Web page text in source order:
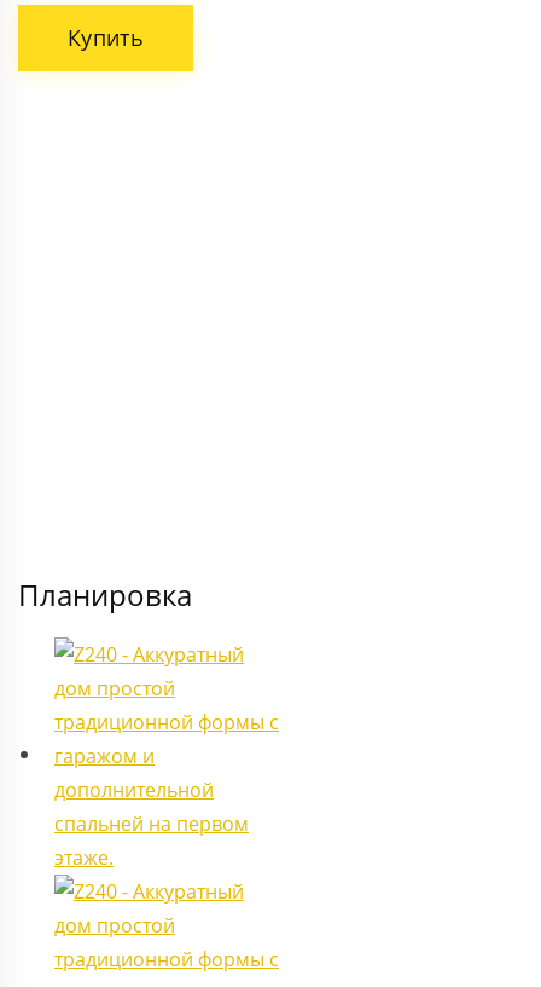
Купить
Планировка